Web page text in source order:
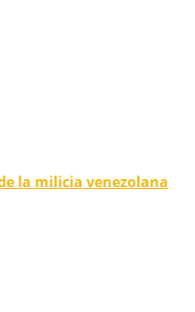
la milicia venezolana